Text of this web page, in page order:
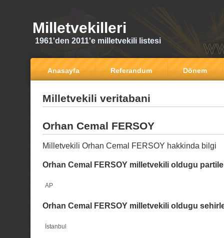
Milletvekilleri
1961'den 2011'e milletvekili listesi
Anasayfa Referandum Dönem
Milletvekili veritabani
Orhan Cemal FERSOY
Milletvekili Orhan Cemal FERSOY hakkinda bilgi
Orhan Cemal FERSOY milletvekili oldugu
AP
Orhan Cemal FERSOY milletvekili oldugu
İstanbul